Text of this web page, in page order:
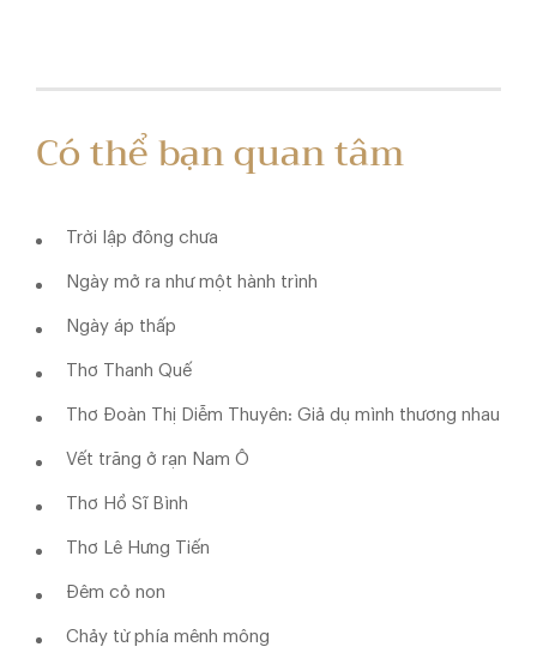
Có thể bạn quan tâm
Trời lập đông chưa
Ngày mở ra như một hành trình
Ngày áp thấp
Thơ Thanh Quế
Thơ Đoàn Thị Diễm Thuyên: Giả dụ mình thương nhau
Vết trăng ở rạn Nam Ô
Thơ Hồ Sĩ Bình
Thơ Lê Hưng Tiến
Đêm cỏ non
Chảy từ phía mênh mông